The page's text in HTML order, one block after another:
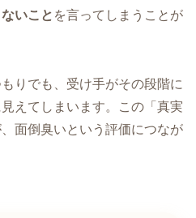
いこと を言ってしまうことが
りでも、受け手がその段階に
えてしまいます。この「真実
面倒臭いという評価につなが